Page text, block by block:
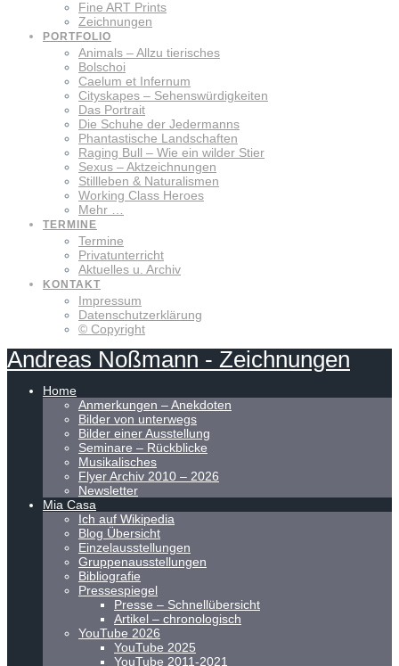
Fine ART Prints
Zeichnungen
PORTFOLIO
Animals – Allzu tierisches
Bolschoi
Caelum et Infernum
Cityskapes – Sehenswürdigkeiten
Das Portrait
Die Schuhe der Jedermanns
Phantastische Landschaften
Raging Bull – Wie ein wilder Stier
Sexus – Aktzeichnungen
Stillleben & Naturalismen
Working Class Heroes
Mehr …
TERMINE
Termine
Privatunterricht
Aktuelles u. Archiv
KONTAKT
Impressum
Datenschutzerklärung
© Copyright
Andreas Noßmann - Zeichnungen
Home
Anmerkungen – Anekdoten
Bilder von unterwegs
Bilder einer Ausstellung
Seminare – Rückblicke
Musikalisches
Flyer Archiv 2010 – 2026
Newsletter
Mia Casa
Ich auf Wikipedia
Blog Übersicht
Einzelausstellungen
Gruppenausstellungen
Bibliografie
Pressespiegel
Presse – Schnellübersicht
Artikel – chronologisch
YouTube 2026
YouTube 2025
YouTube 2011-2021